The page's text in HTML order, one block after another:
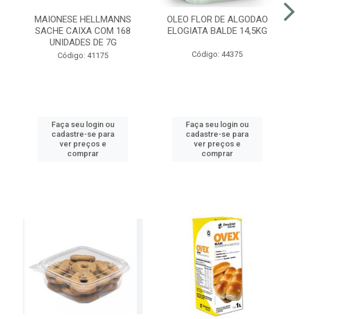
MAIONESE HELLMANNS
SACHE CAIXA COM 168
UNIDADES DE 7G
Código: 41175
Faça seu login ou
cadastre-se para
ver preços e
comprar
OLEO FLOR DE ALGODAO
ELOGIATA BALDE 14,5KG
Código: 44375
Faça seu login ou
cadastre-se para
ver preços e
comprar